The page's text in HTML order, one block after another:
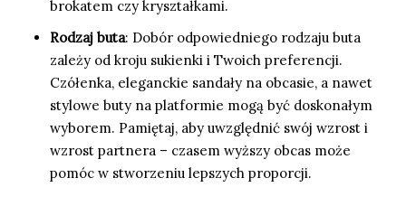
brokatem czy kryształkami.
Rodzaj buta: Dobór odpowiedniego rodzaju buta
zależy od kroju sukienki i Twoich preferencji.
Czółenka, eleganckie sandały na obcasie, a nawet
stylowe buty na platformie mogą być doskonałym
wyborem. Pamiętaj, aby uwzględnić swój wzrost i
wzrost partnera – czasem wyższy obcas może
pomóc w stworzeniu lepszych proporcji.